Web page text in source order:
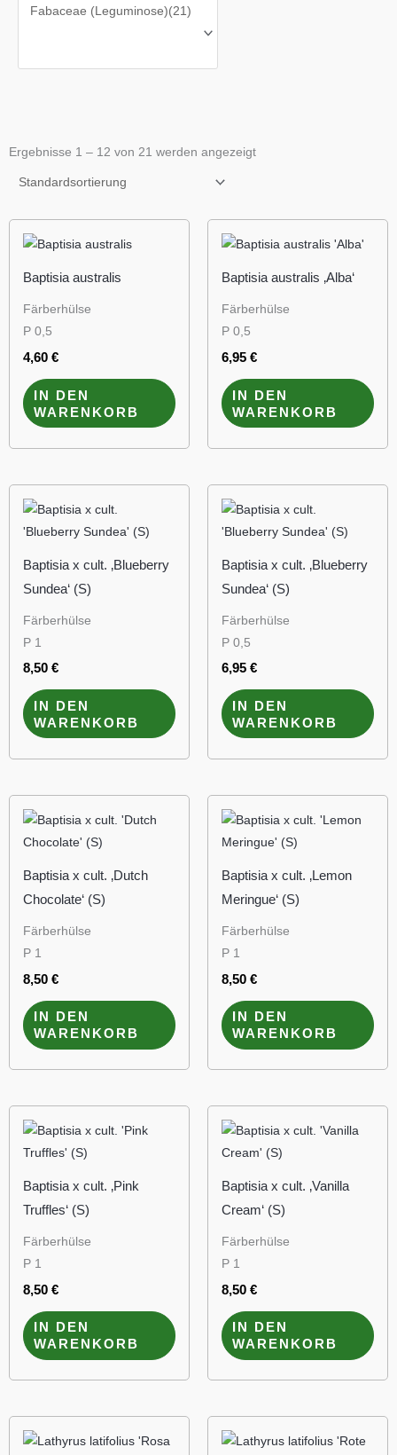
Ergebnisse 1 – 12 von 21 werden angezeigt
Baptisia australis
Färberhülse
P 0,5
4,60 €
IN DEN
WARENKORB
Baptisia australis ‚Alba‘
Färberhülse
P 0,5
6,95 €
IN DEN
WARENKORB
Baptisia x cult. ‚Blueberry
Sundea‘ (S)
Färberhülse
P 1
8,50 €
IN DEN
WARENKORB
Baptisia x cult. ‚Blueberry
Sundea‘ (S)
Färberhülse
P 0,5
6,95 €
IN DEN
WARENKORB
Baptisia x cult. ‚Dutch
Chocolate‘ (S)
Färberhülse
P 1
8,50 €
IN DEN
WARENKORB
Baptisia x cult. ‚Lemon
Meringue‘ (S)
Färberhülse
P 1
8,50 €
IN DEN
WARENKORB
Baptisia x cult. ‚Pink
Truffles‘ (S)
Färberhülse
P 1
8,50 €
IN DEN
WARENKORB
Baptisia x cult. ‚Vanilla
Cream‘ (S)
Färberhülse
P 1
8,50 €
IN DEN
WARENKORB